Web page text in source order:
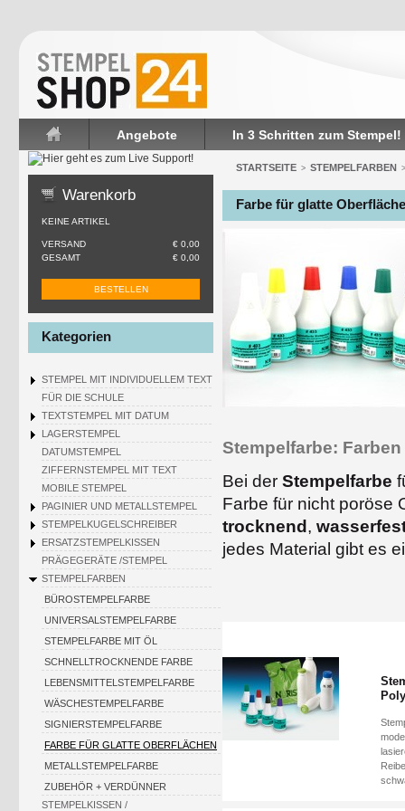
Startseite
Angebote In 3 Schritten zum Stempel!
Warenkorb
KEINE ARTIKEL
VERSAND
€ 0,00
GESAMT
€ 0,00
BESTELLEN
Kategorien
STEMPEL MIT INDIVIDUELLEM TEXT
FÜR DIE SCHULE
TEXTSTEMPEL MIT DATUM
LAGERSTEMPEL
DATUMSTEMPEL
ZIFFERNSTEMPEL MIT TEXT
MOBILE STEMPEL
PAGINIER UND METALLSTEMPEL
STEMPELKUGELSCHREIBER
ERSATZSTEMPELKISSEN
PRÄGEGERÄTE /STEMPEL
STEMPELFARBEN
BÜROSTEMPELFARBE
UNIVERSALSTEMPELFARBE
STEMPELFARBE MIT ÖL
SCHNELLTROCKNENDE FARBE
LEBENSMITTELSTEMPELFARBE
WÄSCHESTEMPELFARBE
SIGNIERSTEMPELFARBE
FARBE FÜR GLATTE OBERFLÄCHEN
METALLSTEMPELFARBE
ZUBEHÖR + VERDÜNNER
STEMPELKISSEN /
STARTSEITE > STEMPELFARBEN >
Farbe für glatte
Stempelfarbe:
Bei der Stempelfarbe
Farbe für nicht poröse
trocknend,
jedes Material gibt es